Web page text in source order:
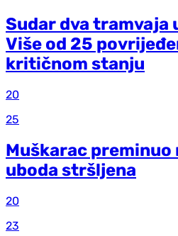
Sudar dva tramvaja
Više od 25
kritičnom stanju
20
25
Muškarac preminuo
uboda stršljena
20
23